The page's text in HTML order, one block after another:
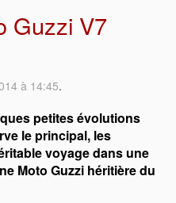
Guzzi V7
à 14:45.
petites évolutions
le principal, les
voyage dans une
Moto Guzzi héritière du